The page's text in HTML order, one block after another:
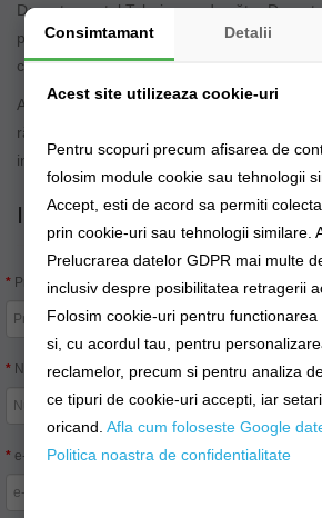
Departamentul Tehnic sau de către
posibilitatea de a returna produsul. Primul
completarea acestui formular de returnare.
Acest formular trebuie să fie completat în
răspunde prin e-mail sau telefon în termen
instrucțiunile de returnare.
Informaţii despre comandă
Prenume:
Nume:
e-Mail:
Consimtamant Detalii
Acest site utilizeaza cookie-uri
Pentru scopuri precum afisarea de
folosim module cookie sau tehnologii
Accept, esti de acord sa permiti
prin cookie-uri sau tehnologii similare.
Prelucrarea datelor GDPR mai multe
inclusiv despre posibilitatea retragerii
Folosim cookie-uri pentru
si, cu acordul tau, pentru
reclamelor, precum si pentru analiza
ce tipuri de cookie-uri accepti, iar
oricand.Afla cum foloseste Google
Politica noastra de confidentialitate